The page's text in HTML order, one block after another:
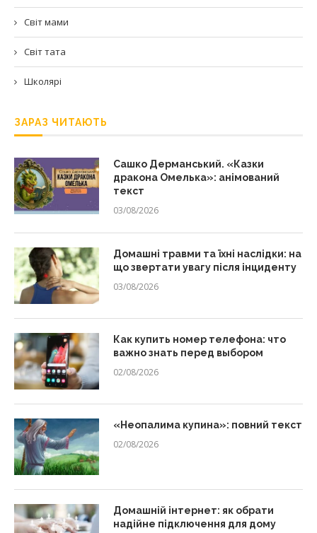
Світ мами
Світ тата
Школярі
ЗАРАЗ ЧИТАЮТЬ
Сашко Дерманський. «Казки
дракона Омелька»: анімований
текст
03/08/2026
Домашні травми та їхні наслідки: на
що звертати увагу після інциденту
03/08/2026
Как купить номер телефона: что
важно знать перед выбором
02/08/2026
«Неопалима купина»: повний текст
02/08/2026
Домашній інтернет: як обрати
надійне підключення для дому